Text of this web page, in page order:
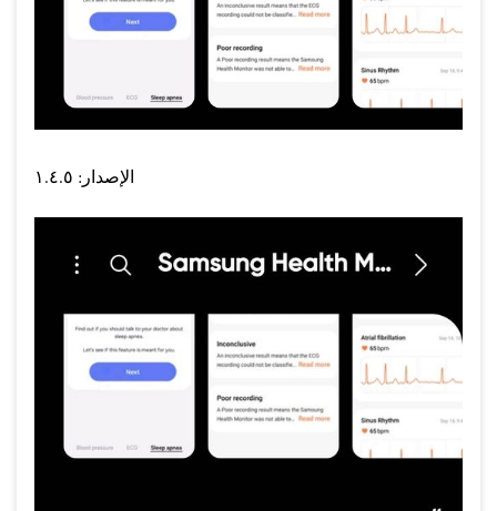
الإصدار: ١.٤.٥